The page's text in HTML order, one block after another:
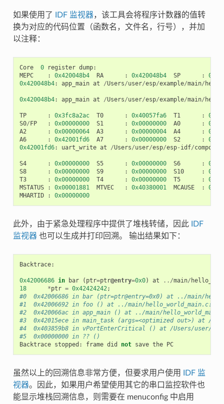
如果使用了 IDF 监视器，该工具会将程序计数器的值转
换为对应的代码位置（函数名，文件名，行号），并加
以注释：
Core 0 register dump:
MEPC
: 0x420048b4 RA : 0x420048b4 SP :
0x420048b4: app_main at /Users/user/esp/example/main/
0x420048b4: app_main at /Users/user/esp/example/main/
TP : 0x3fc8a2ac T0 : 0x40057fa6 T1 :
S0/FP : 0x00000000 S1 : 0x00000000 A0 :
A2
: 0x00000064 A3 : 0x00000004 A4 :
A6
: 0x42001fd6 A7 : 0x00000000 S2 :
0x42001fd6: uart_write at /Users/user/esp/esp- idf/
S4 : 0x00000000 S5 : 0x00000000 S6 :
S8
: 0x00000000 S9 : 0x00000000 S10 :
T3
: 0x00000000 T4 : 0x00000000 T5 :
MSTATUS
: 0x00001881 MTVEC : 0x40380001 MCAUSE :
MHARTID
: 0x00000000
此外，由于紧急处理程序中提供了堆栈转储，因此
IDF
监视器也可以生成并打印回溯。 输出结果如下：
Backtrace:
0x42006686 in bar ( ptr=ptr@entry=0x0) at ../main/
18
*ptr = 0x42424242;
#0  0x42006686 in bar (ptr=ptr@entry=0x0) at ../main/
#1  0x42006692 in foo () at ../main/hello_world_main.c:22
#2  0x420066ac in app_main () at ../main/
#3  0x42015ece in main_task (args=<optimized out>) at /
#4  0x403859b8 in vPortEnterCritical () at /Users/user/
#5  0x00000000 in ?? ()
Backtrace stopped : frame did not save the PC
虽然以上的回溯信息非常方便，但要求用户使用
IDF 监
视器。因此，如果用户希望使用其它的串口监控软件也
能显示堆栈回溯信息，则需要在 menuconfig 中启用